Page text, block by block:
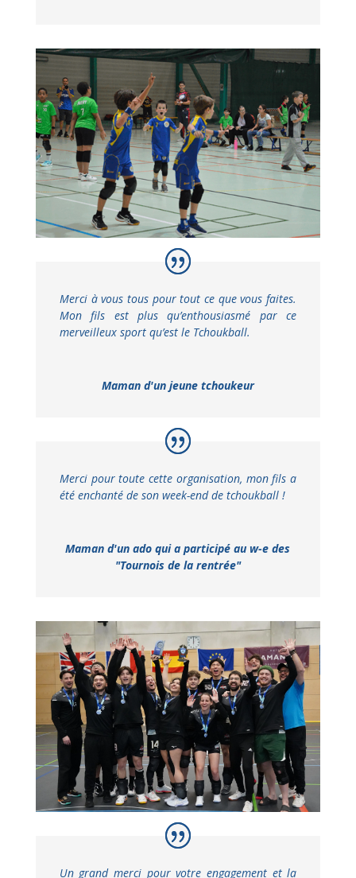
Merci à vous tous pour tout ce que vous faites.
Mon fils est plus qu’enthousiasmé par ce
merveilleux sport qu’est le Tchoukball.
Maman d'un jeune tchoukeur
Merci pour toute cette organisation, mon fils a
été enchanté de son week-end de tchoukball !
Maman d'un ado qui a participé au w-e des
"Tournois de la rentrée"
Un grand merci pour votre engagement et la